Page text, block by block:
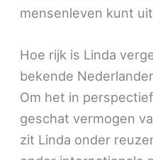
mensenleven kunt
Hoe rijk is Linda
bekende
Om het in
geschat vermogen
zit Linda onder